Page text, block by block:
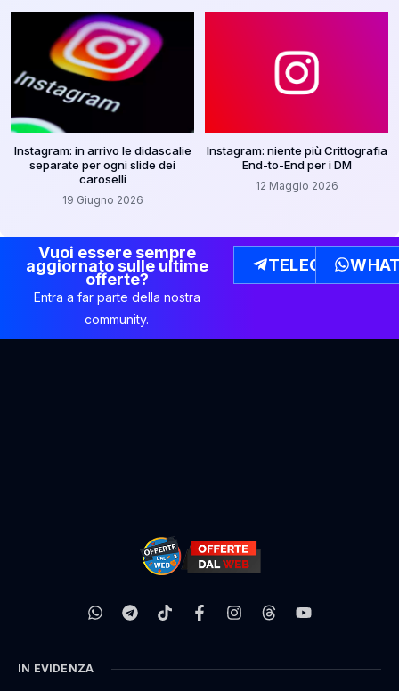
Instagram: in arrivo le didascalie
separate per ogni slide dei
caroselli
19 Giugno 2026
Instagram: niente più Crittografia
End-to-End per i DM
12 Maggio 2026
Vuoi essere sempre
aggiornato sulle ultime
offerte?
Entra a far parte della nostra
community.
TELEGRAM
IN EVIDENZA